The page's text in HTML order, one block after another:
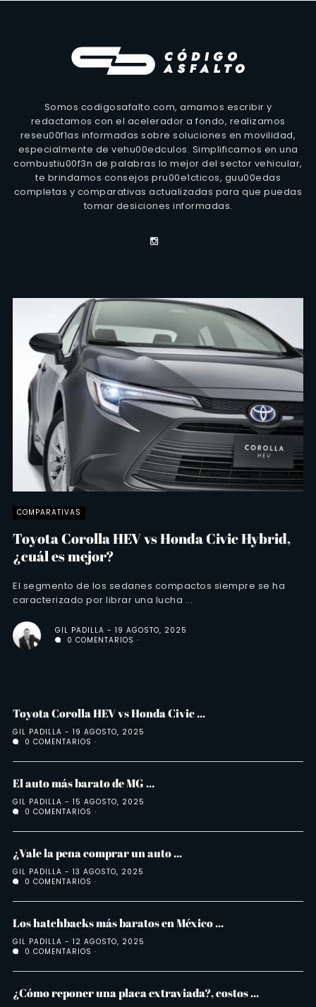
Somos codigosafalto.com, amamos escribir y
redactamos con el acelerador a fondo, realizamos
reseu00f1as informadas sobre soluciones en movilidad,
especialmente de vehu00edculos. Simplificamos en una
combustiu00f3n de palabras lo mejor del sector vehicular,
te brindamos consejos pru00e1cticos, guu00edas
completas y comparativas actualizadas para que puedas
tomar desiciones informadas.
COMPARATIVAS
Toyota Corolla HEV vs Honda Civic Hybrid,
¿cuál es mejor?
El segmento de los sedanes compactos siempre se ha
caracterizado por librar una lucha ...
GIL PADILLA
19 AGOSTO, 2025
0 COMENTARIOS
Toyota Corolla HEV vs Honda Civic ...
GIL PADILLA
19 AGOSTO, 2025
0 COMENTARIOS
El auto más barato de MG ...
GIL PADILLA
15 AGOSTO, 2025
0 COMENTARIOS
¿Vale la pena comprar un auto ...
GIL PADILLA
13 AGOSTO, 2025
0 COMENTARIOS
Los hatchbacks más baratos en México ...
GIL PADILLA
12 AGOSTO, 2025
0 COMENTARIOS
¿Cómo reponer una placa extraviada?, costos ...